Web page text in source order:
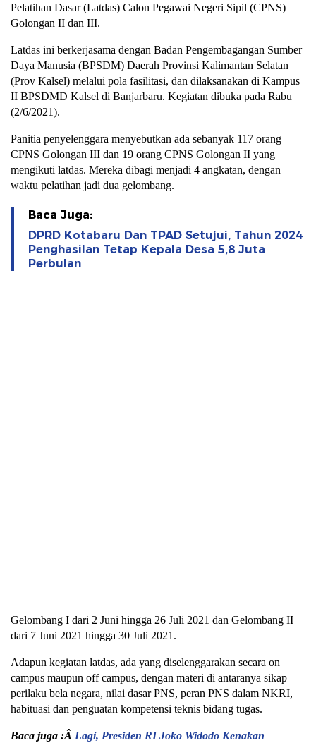
Pelatihan Dasar (Latdas) Calon Pegawai Negeri Sipil (CPNS)
Golongan II dan III.
Latdas ini berkerjasama dengan Badan Pengembagangan Sumber
Daya Manusia (BPSDM) Daerah Provinsi Kalimantan Selatan
(Prov Kalsel) melalui pola fasilitasi, dan dilaksanakan di Kampus
II BPSDMD Kalsel di Banjarbaru. Kegiatan dibuka pada Rabu
(2/6/2021).
Panitia penyelenggara menyebutkan ada sebanyak 117 orang
CPNS Golongan III dan 19 orang CPNS Golongan II yang
mengikuti latdas. Mereka dibagi menjadi 4 angkatan, dengan
waktu pelatihan jadi dua gelombang.
Baca Juga:
DPRD Kotabaru Dan TPAD Setujui, Tahun 2024
Penghasilan Tetap Kepala Desa 5,8 Juta
Perbulan
Gelombang I dari 2 Juni hingga 26 Juli 2021 dan Gelombang II
dari 7 Juni 2021 hingga 30 Juli 2021.
Adapun kegiatan latdas, ada yang diselenggarakan secara on
campus maupun off campus, dengan materi di antaranya sikap
perilaku bela negara, nilai dasar PNS, peran PNS dalam NKRI,
habituasi dan penguatan kompetensi teknis bidang tugas.
Baca juga :Â Lagi, Presiden RI Joko Widodo Kenakan